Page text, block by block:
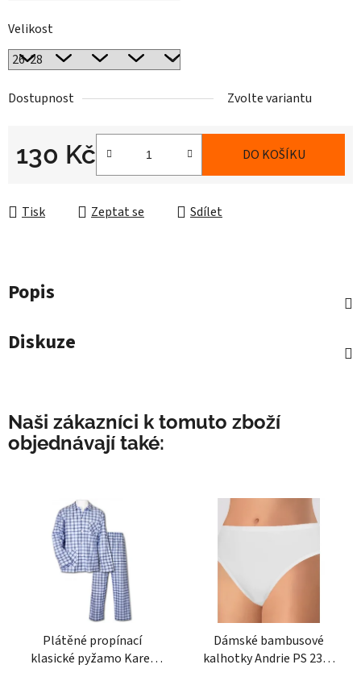
Velikost
Dostupnost Zvolte variantu
130 Kč DO KOŠÍKU
Tisk Zeptat se Sdílet
Popis
Diskuze
Naši zákazníci k tomuto zboží
objednávají také:
Plátěné propínací
klasické pyžamo Karel
Dámské bambusové
kalhotky Andrie PS 2312